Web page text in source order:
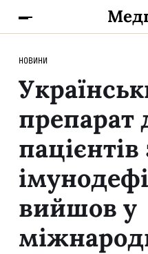
НОВИНИ
препарат
пацієнтів
вийшов у